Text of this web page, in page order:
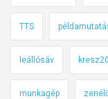
TTS
leállósáv
munkagép